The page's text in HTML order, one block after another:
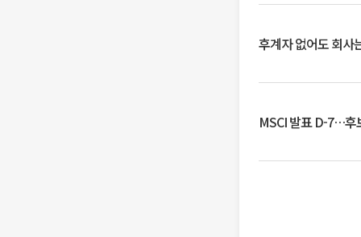
후계자 없어도 회사
MSCI 발표 D-7…후